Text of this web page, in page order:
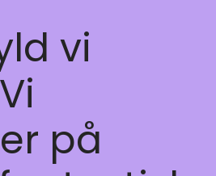
vi
på